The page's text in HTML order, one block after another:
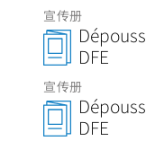
宣传册
DFE
宣传册
DFE